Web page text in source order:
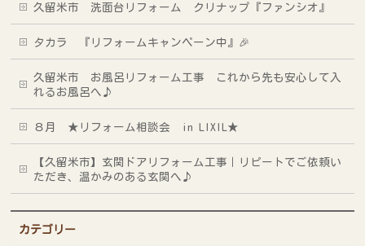
久留米市 洗面台リフォーム クリナップ『ファンシオ』
タカラ 『リフォームキャンペーン中』🎉
久留米市 お風呂リフォーム工事 これから先も安心して入
れるお風呂へ♪
８月 ★リフォーム相談会 in LIXIL★
【久留米市】玄関ドアリフォーム工事｜リピートでご依頼い
ただき、温かみのある玄関へ♪
カテゴリー